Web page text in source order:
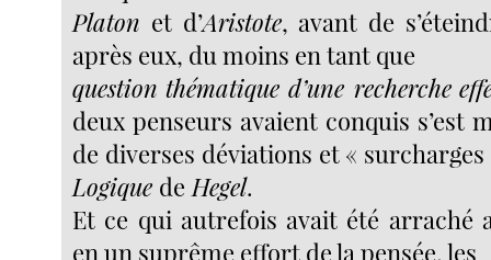
Platon et d’Aristote, avant de
après eux, du moins en tant que
question thématique d’une recherche
deux penseurs avaient conquis s’est
de diverses déviations et «
Logique de Hegel.
Et ce qui autrefois avait été arraché
en un suprême effort de la pensée, les